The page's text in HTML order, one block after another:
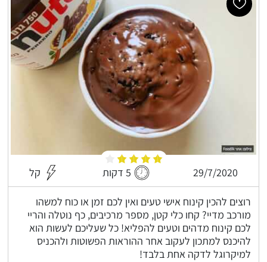
29/7/2020 5 דקות קל
רוצים להכין קינוח אישי טעים ואין לכם זמן או כוח למשהו
מורכב מדיי? קחו כלי קטן, מספר מרכיבים, כף נוטלה והריי
לכם קינוח מדהים וטעים להפליא! כל שעליכם לעשות הוא
להיכנס למתכון לעקוב אחר ההוראות הפשוטות ולהכניס
למיקרוגל לדקה אחת בלבד!